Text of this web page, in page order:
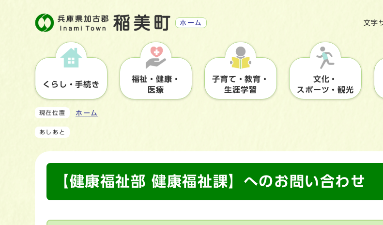
ホーム 文字
くらし・手続き
福祉・健康・
医療
子育て・教育・
生涯学習
文化・
スポーツ・観光
現在位置 ホーム
あしあと
【健康福祉部 健康福祉課】へのお問い合わせ